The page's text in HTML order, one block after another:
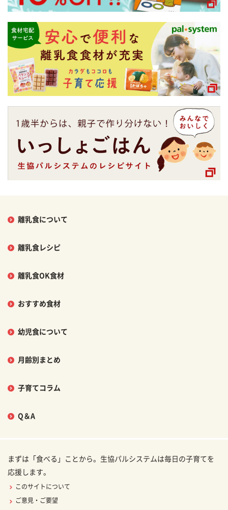
離乳食について
離乳食レシピ
離乳食OK食材
おすすめ食材
幼児食について
月齢別まとめ
子育てコラム
Q＆A
まずは「食べる」ことから。生協パルシステムは毎日の子育てを
応援します。
このサイトについて
ご意見・ご要望